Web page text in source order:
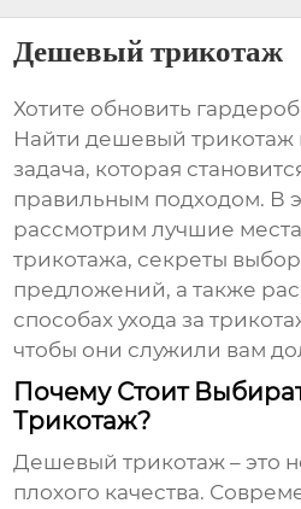
Дешевый трикотаж
Хотите обновить
Найтидешевый трикотаж
задача, которая
правильным подходом. В
рассмотрим лучшие
трикотажа, секреты
предложений, а также
способах ухода за
чтобы они служили вам
Почему Стоит
Трикотаж?
Дешевый трикотаж – это
плохого качества.